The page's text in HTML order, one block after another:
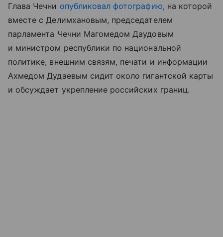
Глава Чечни опубликовал фотографию, на которой
вместе с Делимхановым, председателем
парламента Чечни Магомедом Даудовым
и министром республики по национальной
политике, внешним связям, печати и информации
Ахмедом Дудаевым сидит около гигантской карты
и обсуждает укрепление российских границ.